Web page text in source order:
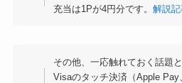
充当は1Pが4円分です。解説
その他、一応触れておく話題
Visaのタッチ決済（Apple